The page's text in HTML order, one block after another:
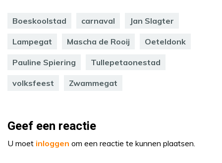
Boeskoolstad carnaval Jan Slagter
Lampegat Mascha de Rooij Oeteldonk
Pauline Spiering Tullepetaonestad
volksfeest Zwammegat
Geef een reactie
U moet inloggen om een reactie te kunnen plaatsen.